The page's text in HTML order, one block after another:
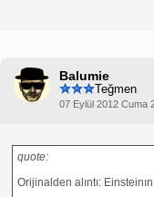
Balumie
Teğmen
07 Eylül 2012 Cuma
quote:
Orijinalden alıntı: